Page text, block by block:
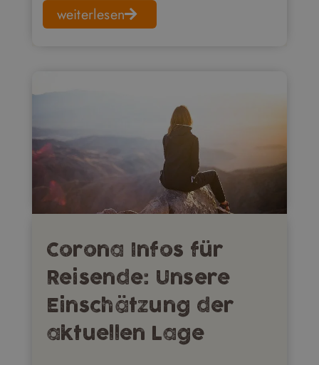
weiterlesen
Corona Infos für
Reisende: Unsere
Einschätzung der
aktuellen Lage